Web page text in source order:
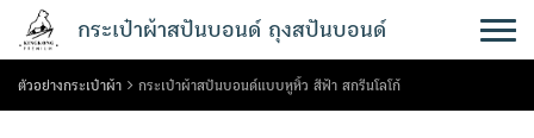
content
กระเป๋าผ้าสปันบอนด์ ถุงสปันบอนด์
ตัวอย่างกระเป๋าผ้า กระเป๋าผ้าสปันบอนด์แบบหูหิ้ว สีฟ้า สกรีนโลโก้